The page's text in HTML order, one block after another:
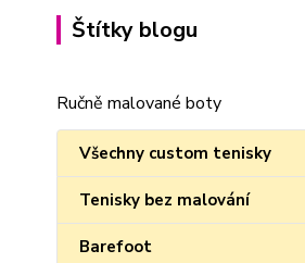
Štítky blogu
Ručně malované boty
Všechny custom tenisky
Tenisky bez malování
Barefoot